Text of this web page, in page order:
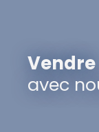
Vendre
avec